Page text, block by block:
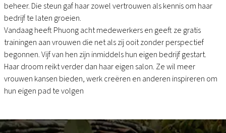
beheer. Die steun gaf haar zowel vertrouwen als kennis om haar
bedrijf te laten groeien.
Vandaag heeft Phuong acht medewerkers en geeft ze gratis
trainingen aan vrouwen die net als zij ooit zonder perspectief
begonnen. Vijf van hen zijn inmiddels hun eigen bedrijf gestart.
Haar droom reikt verder dan haar eigen salon. Ze wil meer
vrouwen kansen bieden, werk creëren en anderen inspireren om
hun eigen pad te volgen
Footer